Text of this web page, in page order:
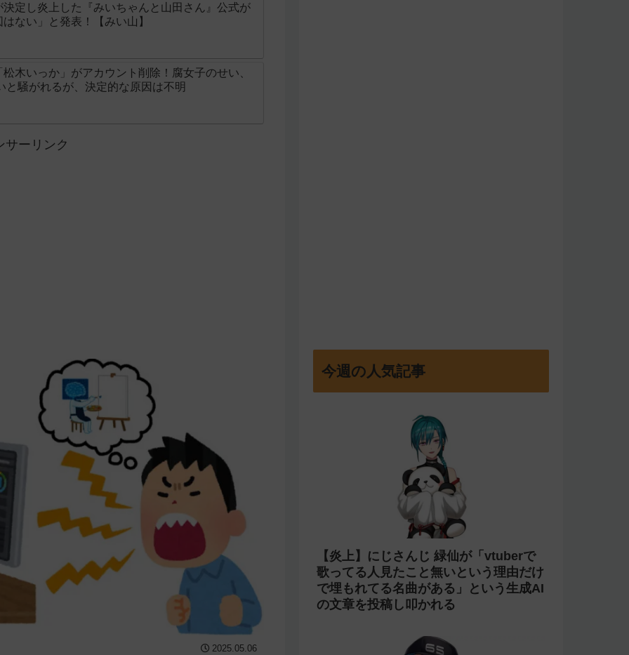
定し炎上した『みいちゃんと山田さん』公式が
ない」と発表！【みい山】
木いっか」がアカウント削除！腐女子のせい、
と騒がれるが、決定的な原因は不明
サーリンク
2025.05.06
今週の人気記事
【炎上】にじさんじ 緑仙が「vtuberで
歌ってる人見たこと無いという理由だけ
で埋もれてる名曲がある」という生成AI
の文章を投稿し叩かれる